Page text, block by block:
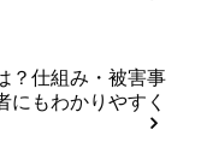
？仕組み・被害事
にもわかりやすく